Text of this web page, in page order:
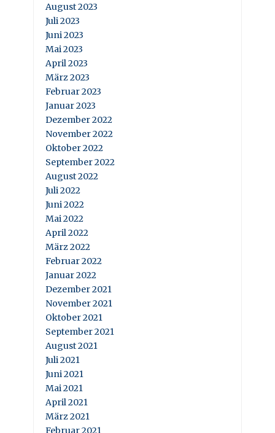
August 2023
Juli 2023
Juni 2023
Mai 2023
April 2023
März 2023
Februar 2023
Januar 2023
Dezember 2022
November 2022
Oktober 2022
September 2022
August 2022
Juli 2022
Juni 2022
Mai 2022
April 2022
März 2022
Februar 2022
Januar 2022
Dezember 2021
November 2021
Oktober 2021
September 2021
August 2021
Juli 2021
Juni 2021
Mai 2021
April 2021
März 2021
Februar 2021